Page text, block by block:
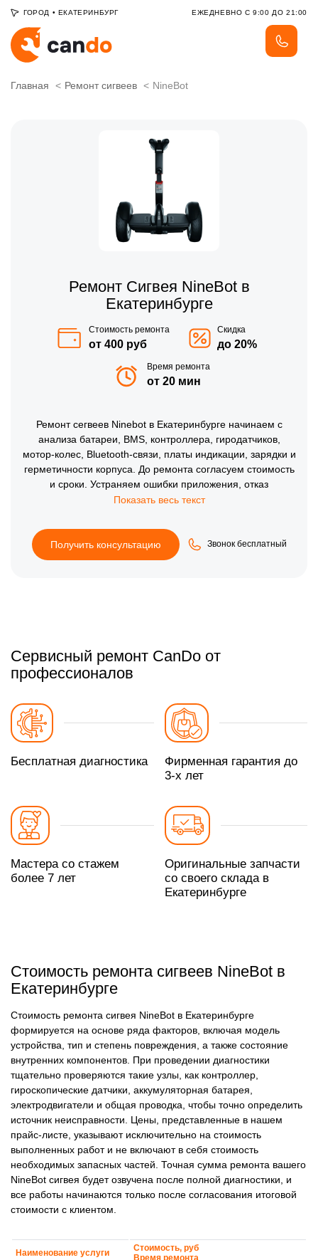
ГОРОД • ЕКАТЕРИНБУРГ ЕЖЕДНЕВНО С 9:00 ДО 21:00
Главная Ремонт сигвеев NineBot
Ремонт Сигвея NineBot в
Екатеринбурге
Стоимость ремонта
от 400 руб
Скидка
до 20%
Время ремонта
от 20 мин
Ремонт сегвеев Ninebot в Екатеринбурге начинаем с
анализа батареи, BMS, контроллера, гиродатчиков,
мотор-колес, Bluetooth-связи, платы индикации, зарядки и
герметичности корпуса. До ремонта согласуем стоимость
и сроки. Устраняем ошибки приложения, отказ
балансировки, перегрев и просадку мощности, затем
и автономность.
Получить консультацию
Звонок бесплатный
Сервисный ремонт CanDo от
профессионалов
Бесплатная диагностика
Фирменная гарантия до
3-х лет
Мастера со стажем
более 7 лет
Оригинальные запчасти
со своего склада в
Екатеринбурге
Стоимость ремонта сигвеев NineBot в
Екатеринбурге
Стоимость ремонта сигвея NineBot в Екатеринбурге
формируется на основе ряда факторов, включая модель
устройства, тип и степень повреждения, а также состояние
внутренних компонентов. При проведении диагностики
тщательно проверяются такие узлы, как контроллер,
гироскопические датчики, аккумуляторная батарея,
электродвигатели и общая проводка, чтобы точно определить
источник неисправности. Цены, представленные в нашем
прайс-листе, указывают исключительно на стоимость
выполненных работ и не включают в себя стоимость
необходимых запасных частей. Точная сумма ремонта вашего
NineBot сигвея будет озвучена после полной диагностики, и
все работы начинаются только после согласования итоговой
стоимости с клиентом.
Наименование услуги
Стоимость, руб